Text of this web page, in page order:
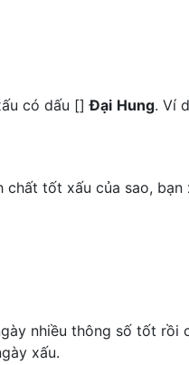
có dấu []Đại Hung. Ví
tốt xấu của sao, bạn
nhiều thông số tốt rồi
xấu.